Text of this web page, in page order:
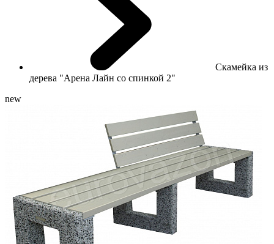
Скамейка из
дерева "Арена Лайн со спинкой 2"
new